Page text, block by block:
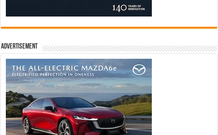
Advertisement